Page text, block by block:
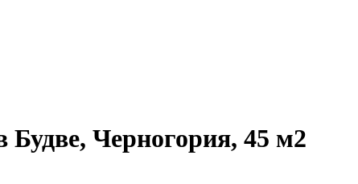
Черногория, 45 м2